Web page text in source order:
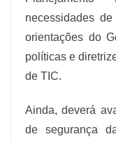
necessidades
orientações do
políticas e
de TIC.
Ainda, deverá
de segurança